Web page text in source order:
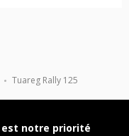
Tuareg Rally 125
notre priorité